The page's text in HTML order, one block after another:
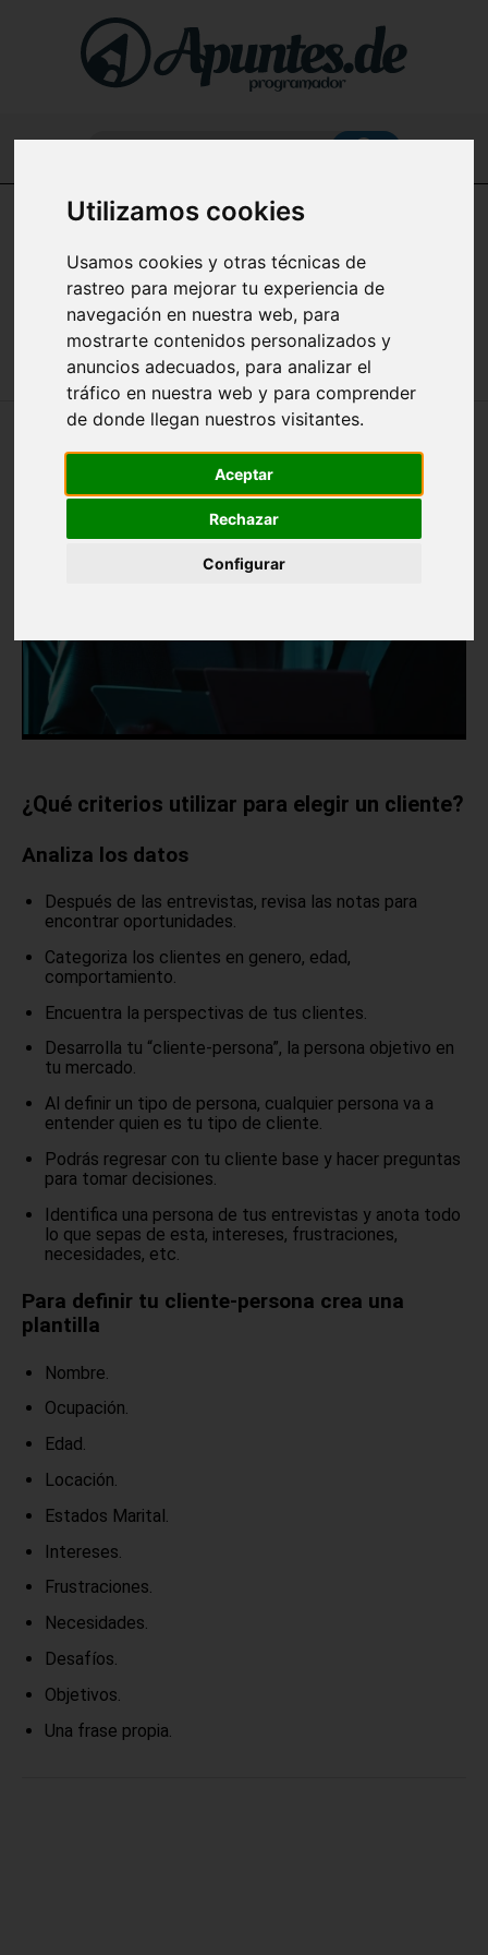
Utilizamos cookies
Usamos cookies y otras técnicas de
rastreo para mejorar tu experiencia de
navegación en nuestra web, para
mostrarte contenidos personalizados y
anuncios adecuados, para analizar el
tráfico en nuestra web y para comprender
de donde llegan nuestros visitantes.
Aceptar
Rechazar
Configurar
Home
Apuntes de Emprendimiento (Creación de Startups)
en español
CLAVES PARA UNA ESTRATEGIA
EFECTIVA
¿Qué criterios utilizar para elegir un cliente?
Analiza los datos
Después de las entrevistas, revisa las notas para
encontrar oportunidades.
Categoriza los clientes en genero, edad,
comportamiento.
Encuentra la perspectivas de tus clientes.
Desarrolla tu “cliente-persona”, la persona objetivo en
tu mercado.
Al definir un tipo de persona, cualquier persona va a
entender quien es tu tipo de cliente.
Podrás regresar con tu cliente base y hacer preguntas
para tomar decisiones.
Identifica una persona de tus entrevistas y anota todo
lo que sepas de esta, intereses, frustraciones,
necesidades, etc.
Para definir tu cliente-persona crea una
plantilla
Nombre.
Ocupación.
Edad.
Locación.
Estados Marital.
Intereses.
Frustraciones.
Necesidades.
Desafíos.
Objetivos.
Una frase propia.